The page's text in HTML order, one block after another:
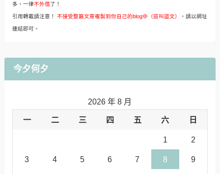
多，一律不外借了！
引用轉載請注意！ 不接受整篇文章複製到你自己的blog中（這叫盜文） ，請以網址
連結即可。
今夕何夕
2026 年 8 月
一 二 三 四 五 六 日
1 2
3 4 5 6 7 8 9